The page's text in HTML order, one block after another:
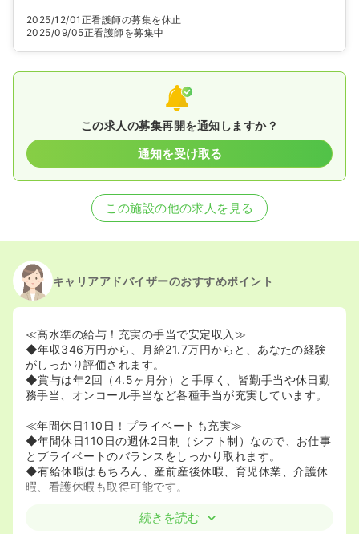
2025/12/01 正看護師の募集を休止
2025/09/05正看護師を募集中
この求人の募集再開を通知しますか？
通知を受け取る
この施設の他の求人を見る
キャリアアドバイザーのおすすめポイント
≪高水準の給与！充実の手当で安定収入≫
◆年収346万円から、月給21.7万円からと、あなたの経験
がしっかり評価されます。
◆賞与は年2回（4.5ヶ月分）と手厚く、皆勤手当や休日勤
務手当、オンコール手当など各種手当が充実しています。
≪年間休日110日！プライベートも充実≫
◆年間休日110日の週休2日制（シフト制）なので、お仕事
とプライベートのバランスをしっかり取れます。
◆有給休暇はもちろん、産前産後休暇、育児休業、介護休
暇、看護休暇も取得可能です。
≪訪問看護で地域に貢献！幅広いケアを経験≫
続きを読む